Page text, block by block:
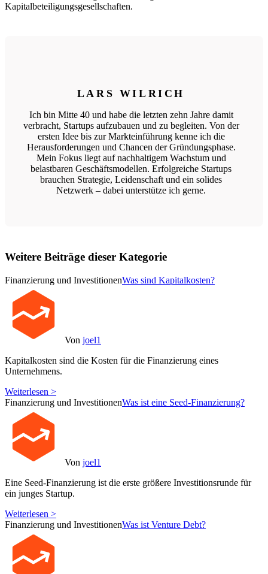
Kapitalbeteiligungsgesellschaften.
LARS WILRICH
Ich bin Mitte 40 und habe die letzten zehn Jahre damit
verbracht, Startups aufzubauen und zu begleiten. Von der
ersten Idee bis zur Markteinführung kenne ich die
Herausforderungen und Chancen der Gründungsphase.
Mein Fokus liegt auf nachhaltigem Wachstum und
belastbaren Geschäftsmodellen. Erfolgreiche Startups
brauchen Strategie, Leidenschaft und ein solides
Netzwerk – dabei unterstütze ich gerne.
Weitere Beiträge dieser Kategorie
Finanzierung und InvestitionenWas sind Kapitalkosten?
Von joel1
Kapitalkosten sind die Kosten für die Finanzierung eines
Unternehmens.
Weiterlesen >
Finanzierung und InvestitionenWas ist eine Seed-Finanzierung?
Von joel1
Eine Seed-Finanzierung ist die erste größere Investitionsrunde für
ein junges Startup.
Weiterlesen >
Finanzierung und InvestitionenWas ist Venture Debt?